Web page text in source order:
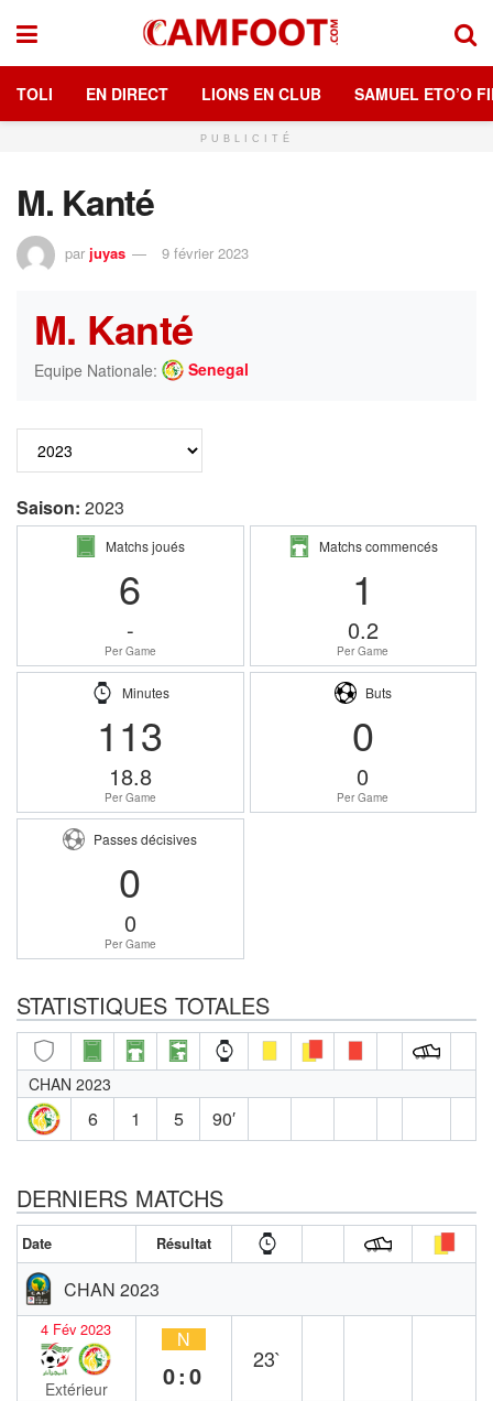
TOLI EN DIRECT LIONS EN CLUB SAMUEL ETO’O
PUBLICITÉ
M. Kanté
par juyas 9 février 2023
M. Kanté
Equipe Nationale: Senegal
Saison: 2023
Matchs joués
6
-
Per Game
Matchs commencés
1
0.2
Per Game
Minutes
113
18.8
Per Game
Buts
0
0
Per Game
Passes décisives
0
0
Per Game
STATISTIQUES TOTALES
CHAN 2023
6 1 5 90′
DERNIERS MATCHS
Date Résultat
CHAN 2023
4 Fév 2023
Extérieur
N
0:0
23`